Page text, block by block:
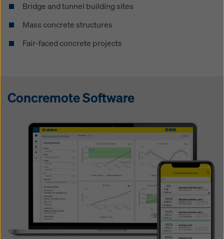
Bridge and tunnel building sites
Mass concrete structures
Fair-faced concrete projects
Concremote Software